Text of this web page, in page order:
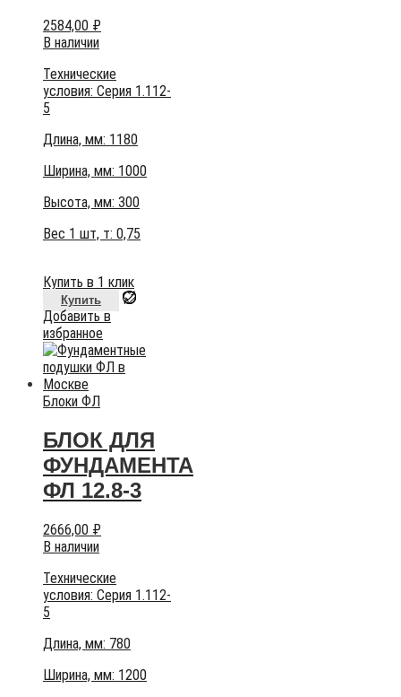
2584,00 ₽
В наличии
Технические
условия: Серия 1.112-
5
Длина, мм: 1180
Ширина, мм: 1000
Высота, мм: 300
Вес 1 шт, т: 0,75
Купить в 1 клик
Купить
Добавить в
избранное
Блоки ФЛ
БЛОК ДЛЯ
ФУНДАМЕНТА
ФЛ 12.8-3
2666,00 ₽
В наличии
Технические
условия: Серия 1.112-
5
Длина, мм: 780
Ширина, мм: 1200